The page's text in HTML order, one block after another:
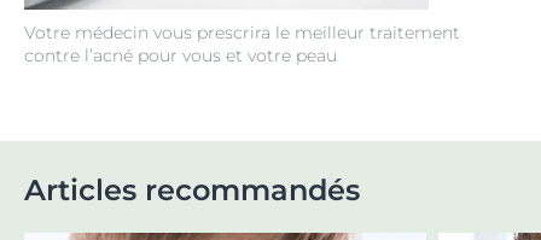
Votre médecin vous prescrira le meilleur traitement
contre l’acné pour vous et votre peau
Articles recommandés